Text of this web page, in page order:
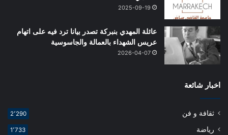
2025-09-19
عائلة المهدي بنبركة تصدر بيانا ترد فيه على اتهام
عريس الشهداء بالعمالة والجاسوسية
2026-04-07
اخبار شائعة
ثقافة و فن 2٬290
رياضة 1٬733